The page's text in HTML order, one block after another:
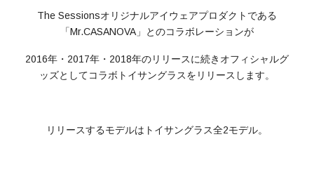
The Sessionsオリジナルアイウェアプロダクトである
「Mr.CASANOVA」とのコラボレーションが
2016年・2017年・2018年のリリースに続きオフィシャルグ
ッズとしてコラボトイサングラスをリリースします。
リリースするモデルはトイサングラス全2モデル。